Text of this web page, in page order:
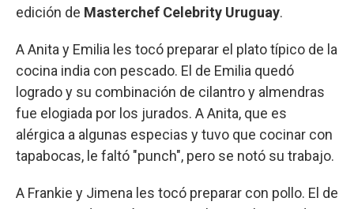
edición de Masterchef Celebrity Uruguay.
A Anita y Emilia les tocó preparar el plato típico de la
cocina india con pescado. El de Emilia quedó
logrado y su combinación de cilantro y almendras
fue elogiada por los jurados. A Anita, que es
alérgica a algunas especias y tuvo que cocinar con
tapabocas, le faltó "punch", pero se notó su trabajo.
A Frankie y Jimena les tocó preparar con pollo. El de